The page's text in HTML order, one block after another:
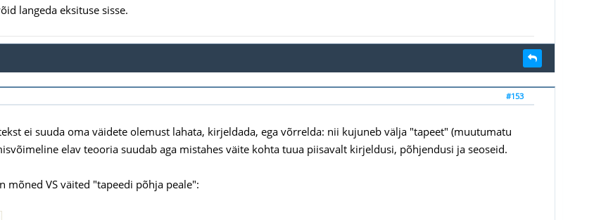
langeda eksituse sisse.
#153
ei suuda oma väidete olemust lahata, kirjeldada, ega võrrelda: nii kujuneb välja "tapeet" (muutumatu
elav teooria suudab aga mistahes väite kohta tuua piisavalt kirjeldusi, põhjendusi ja seoseid.
mõned VS väited "tapeedi põhja peale":